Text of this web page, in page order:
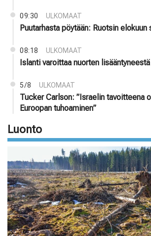
09:30 ULKOMAAT
Puutarhasta pöytään: Ruotsin elokuun
08:18 ULKOMAAT
Islanti varoittaa nuorten
5/8 ULKOMAAT
Tucker Carlson: ”Israelin tavoitteena
Euroopan tuhoaminen”
Luonto